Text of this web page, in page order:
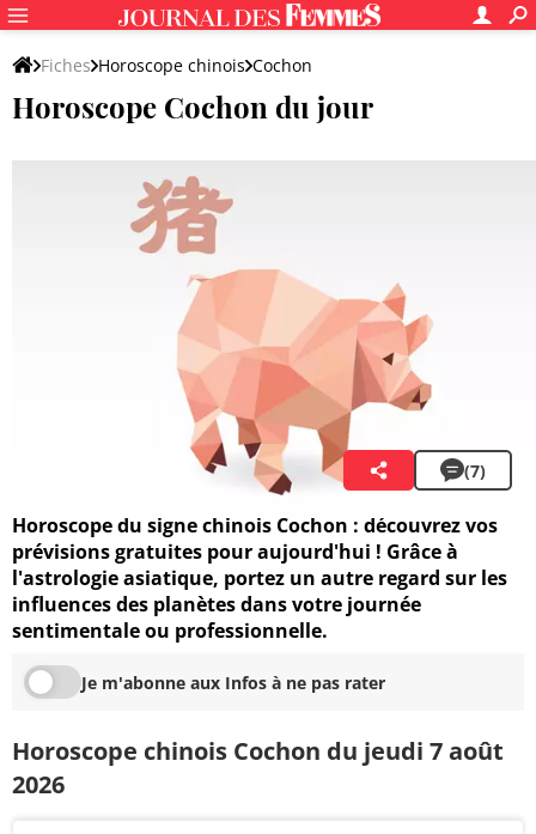
Fiches Horoscope chinois Cochon
Horoscope Cochon du jour
(7)
Horoscope du signe chinois Cochon : découvrez vos
prévisions gratuites pour aujourd'hui ! Grâce à
l'astrologie asiatique, portez un autre regard sur les
influences des planètes dans votre journée
sentimentale ou professionnelle.
Je m'abonne aux Infos à ne pas rater
Horoscope chinois Cochon du jeudi 7 août
2026